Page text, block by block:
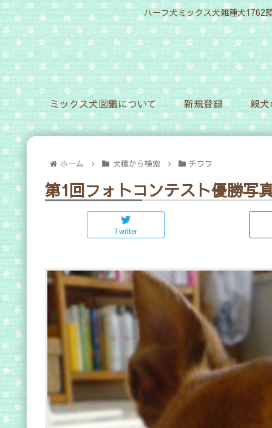
ハーフ犬ミックス犬雑種犬1762
ミックス犬図鑑について 新規登録 親犬
ホーム 犬種から検索 チワワ
第1回フォトコンテスト優勝
Twitter